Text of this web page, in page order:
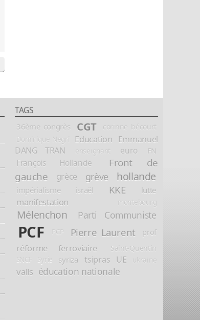
TAGS
36ème congrès CGT corinne bécourt
Dominique Negri Education
Emmanuel
DANG TRAN
enseignant euro FN
François Hollande
Front de
gauche
grèce grève hollande
impérialisme israël KKE lutte
manifestation montebourg
Mélenchon Parti Communiste
PCF PCP Pierre Laurent prof
réforme ferroviaire Saint-Quentin
SNCF Syrie syriza tsipras UE ukraine
valls éducation nationale